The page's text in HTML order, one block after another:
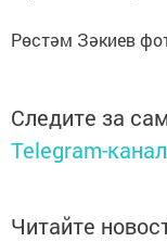
Рөстәм Зәкиев
Следите за
Telegram-
Читайте